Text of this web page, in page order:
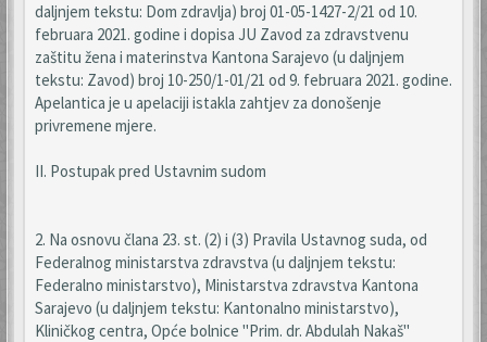
daljnjem tekstu: Dom zdravlja) broj 01-05-1427-2/21 od 10.
februara 2021. godine i dopisa JU Zavod za zdravstvenu
zaštitu žena i materinstva Kantona Sarajevo (u daljnjem
tekstu: Zavod) broj 10-250/1-01/21 od 9. februara 2021. godine.
Apelantica je u apelaciji istakla zahtjev za donošenje
privremene mjere.
II. Postupak pred Ustavnim sudom
2. Na osnovu člana 23. st. (2) i (3) Pravila Ustavnog suda, od
Federalnog ministarstva zdravstva (u daljnjem tekstu:
Federalno ministarstvo), Ministarstva zdravstva Kantona
Sarajevo (u daljnjem tekstu: Kantonalno ministarstvo),
Kliničkog centra, Opće bolnice "Prim. dr. Abdulah Nakaš"